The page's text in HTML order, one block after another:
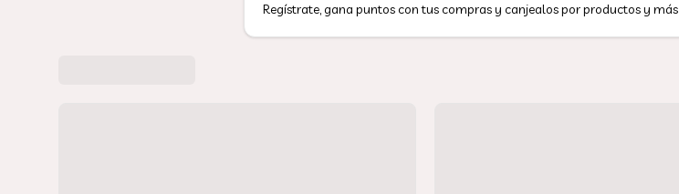
Regístrate, gana puntos con tus compras y canjealos por productos y más